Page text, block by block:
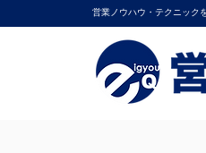
営業ノウハウ・テクニック